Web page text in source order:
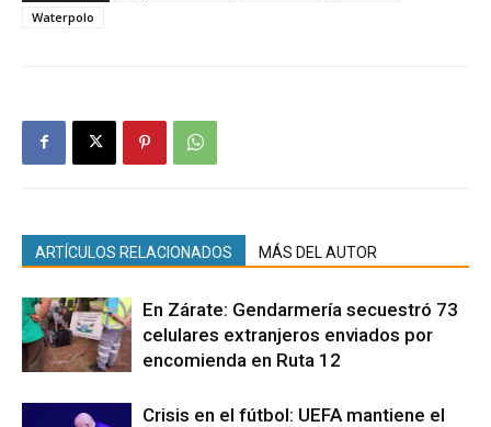
Waterpolo
ARTÍCULOS RELACIONADOS MÁS DEL AUTOR
En Zárate: Gendarmería secuestró 73
celulares extranjeros enviados por
encomienda en Ruta 12
Crisis en el fútbol: UEFA mantiene el